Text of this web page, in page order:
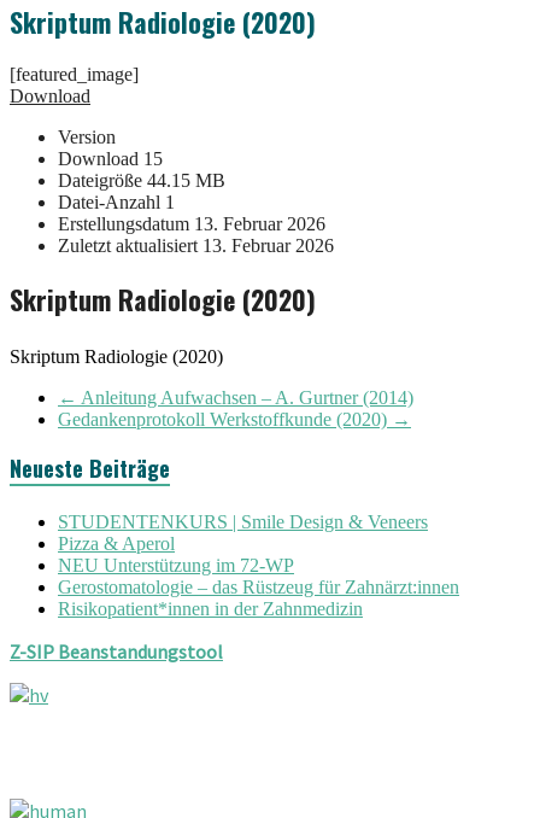
Skriptum Radiologie (2020)
[featured_image]
Download
Version
Download 15
Dateigröße 44.15 MB
Datei-Anzahl 1
Erstellungsdatum 13. Februar 2026
Zuletzt aktualisiert 13. Februar 2026
Skriptum Radiologie (2020)
Skriptum Radiologie (2020)
← Anleitung Aufwachsen – A. Gurtner (2014)
Gedankenprotokoll Werkstoffkunde (2020) →
Neueste Beiträge
STUDENTENKURS | Smile Design & Veneers
Pizza & Aperol
NEU Unterstützung im 72-WP
Gerostomatologie – das Rüstzeug für Zahnärzt:innen
Risikopatient*innen in der Zahnmedizin
Z-SIP Beanstandungstool